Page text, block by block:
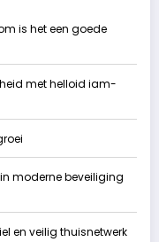
is het een goede
met helloid iam-
moderne beveiliging
en veilig thuisnetwerk